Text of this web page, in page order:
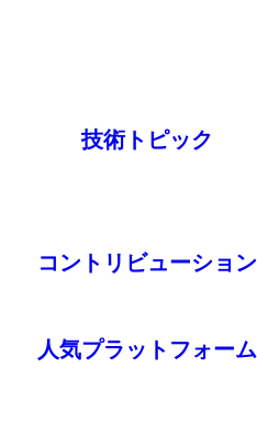
技術トピック
コントリビューション
人気プラットフォーム